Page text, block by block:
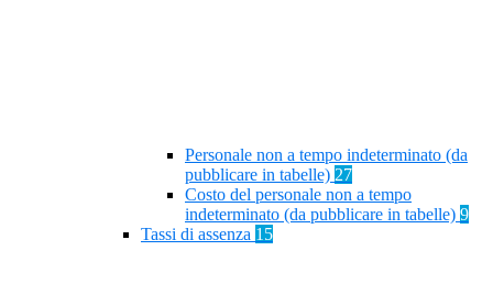
Personale non a tempo indeterminato (da
pubblicare in tabelle) 27
Costo del personale non a tempo
indeterminato (da pubblicare in tabelle) 9
Tassi di assenza 15